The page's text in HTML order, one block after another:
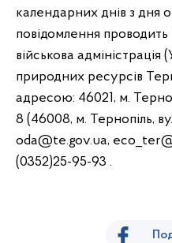
календарних днів з дня
повідомлення
військова адміністрація
природних ресурсів
адресою: 46021, м.
8 (46008, м. Тернопіль,
oda@te.gov.ua,
(0352)25-95-93 .